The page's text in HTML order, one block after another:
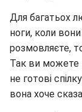
Для багатьох
ноги, коли
розмовляєте,
Так ви можете
не готові
вона хоче